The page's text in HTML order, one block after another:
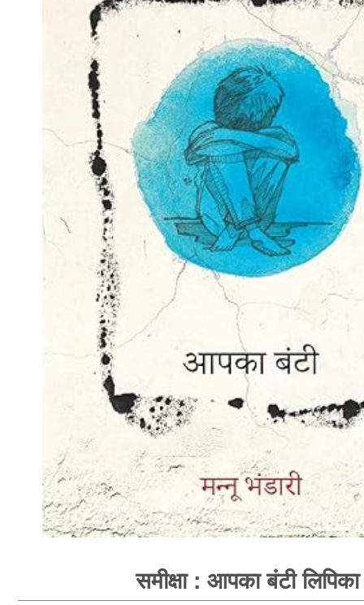
समीक्षा : आपका बंटी लिपिका